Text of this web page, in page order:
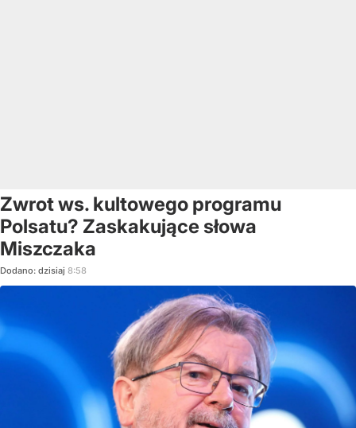
Zwrot ws. kultowego programu
Polsatu? Zaskakujące słowa
Miszczaka
Dodano: dzisiaj 8:58